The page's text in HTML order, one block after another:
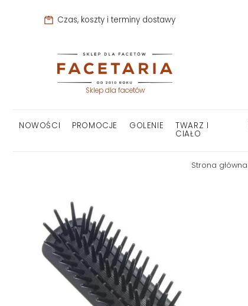
Czas, koszty i terminy dostawy
Sklep dla facetów
NOWOŚCI PROMOCJE GOLENIE TWARZ I
CIAŁO
Strona główna